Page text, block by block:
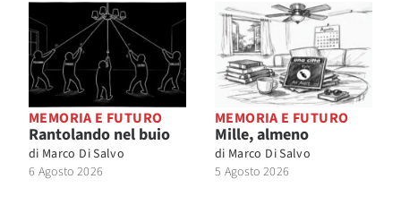
MEMORIA E FUTURO
Rantolando nel buio
di Marco Di Salvo
6 Agosto 2026
MEMORIA E FUTURO
Mille, almeno
di Marco Di Salvo
5 Agosto 2026